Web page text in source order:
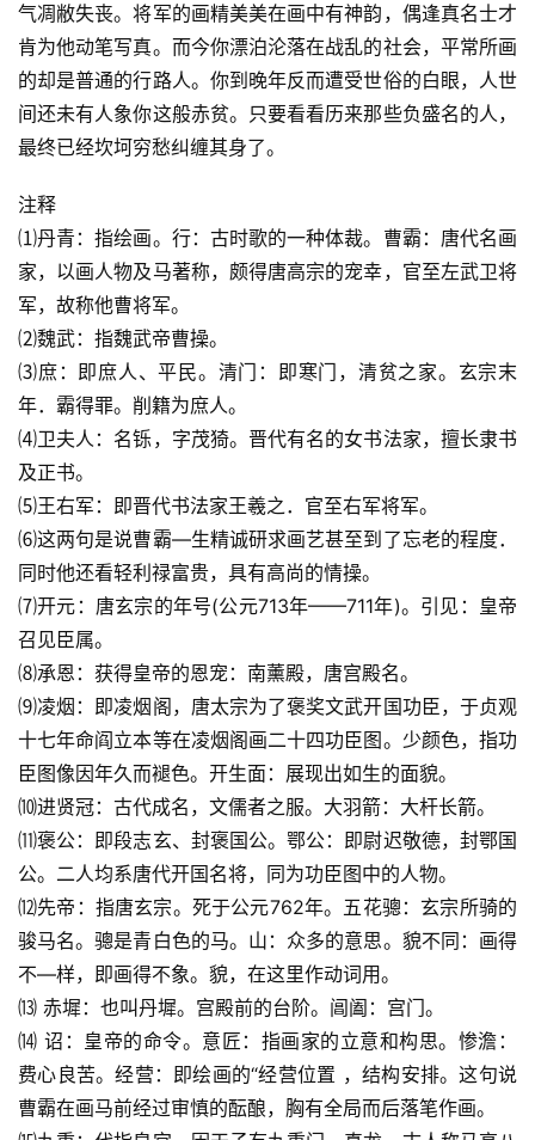
气凋敝失丧。将军的画精美美在画中有神韵，偶逢真名士才
肯为他动笔写真。而今你漂泊沦落在战乱的社会，平常所画
的却是普通的行路人。你到晚年反而遭受世俗的白眼，人世
间还未有人象你这般赤贫。只要看看历来那些负盛名的人，
最终已经坎坷穷愁纠缠其身了。
注释
⑴丹青：指绘画。行：古时歌的一种体裁。曹霸：唐代名画
家，以画人物及马著称，颇得唐高宗的宠幸，官至左武卫将
军，故称他曹将军。
⑵魏武：指魏武帝曹操。
⑶庶：即庶人、平民。清门：即寒门，清贫之家。玄宗末
年．霸得罪。削籍为庶人。
⑷卫夫人：名铄，字茂猗。晋代有名的女书法家，擅长隶书
及正书。
⑸王右军：即晋代书法家王羲之．官至右军将军。
⑹这两句是说曹霸—生精诚研求画艺甚至到了忘老的程度．
同时他还看轻利禄富贵，具有高尚的情操。
⑺开元：唐玄宗的年号(公元713年——711年)。引见：皇帝
召见臣属。
⑻承恩：获得皇帝的恩宠：南薰殿，唐宫殿名。
⑼凌烟：即凌烟阁，唐太宗为了褒奖文武开国功臣，于贞观
十七年命阎立本等在凌烟阁画二十四功臣图。少颜色，指功
臣图像因年久而褪色。开生面：展现出如生的面貌。
⑽进贤冠：古代成名，文儒者之服。大羽箭：大杆长箭。
⑾褒公：即段志玄、封褒国公。鄂公：即尉迟敬德，封鄂国
公。二人均系唐代开国名将，同为功臣图中的人物。
⑿先帝：指唐玄宗。死于公元762年。五花骢：玄宗所骑的
骏马名。骢是青白色的马。山：众多的意思。貌不同：画得
不—样，即画得不象。貌，在这里作动词用。
⒀ 赤墀：也叫丹墀。宫殿前的台阶。阊阖：宫门。
⒁ 诏：皇帝的命令。意匠：指画家的立意和构思。惨澹：
费心良苦。经营：即绘画的“经营位置 ，结构安排。这句说
曹霸在画马前经过审慎的酝酿，胸有全局而后落笔作画。